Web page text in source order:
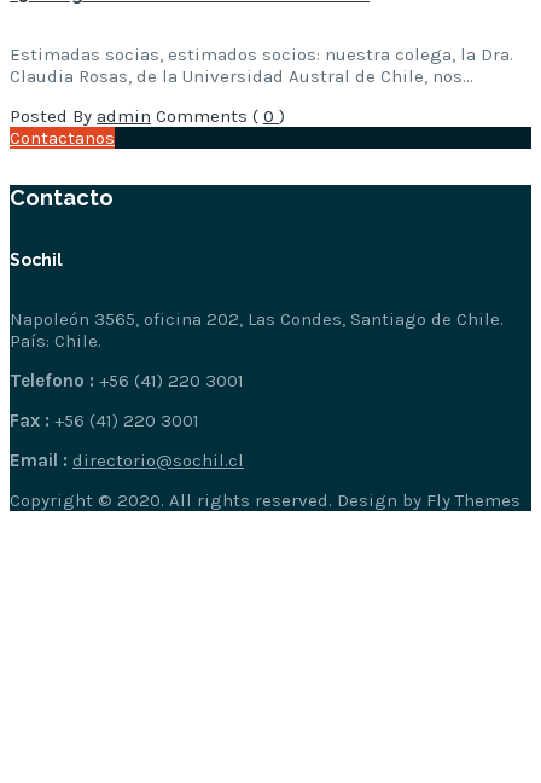
Estimadas socias, estimados socios: nuestra colega, la Dra.
Claudia Rosas, de la Universidad Austral de Chile, nos…
Posted By admin Comments ( 0 )
Contactanos
Contacto
Sochil
Napoleón 3565, oficina 202, Las Condes, Santiago de Chile.
País: Chile.
Telefono : +56 (41) 220 3001
Fax : +56 (41) 220 3001
Email : directorio@sochil.cl
Copyright © 2020. All rights reserved. Design by Fly Themes